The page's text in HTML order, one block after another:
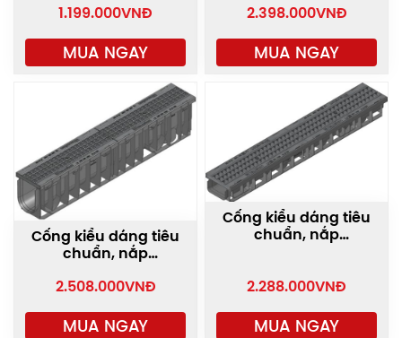
1.199.000VNĐ
MUA NGAY
12,5 tấn PRO-100/T01
2.398.000VNĐ
MUA NGAY
Cống kiểu dáng tiêu
chuẩn, nắp
12,5 tấn PRO-100/T010
2.508.000VNĐ
MUA NGAY
Cống kiểu dáng tiêu
chuẩn, nắp
2.288.000VNĐ
MUA NGAY